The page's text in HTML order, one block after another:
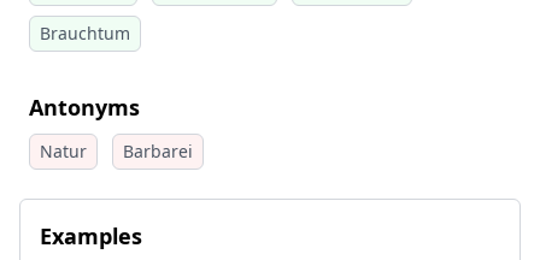
Brauchtum
Antonyms
Natur Barbarei
Examples